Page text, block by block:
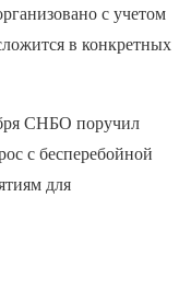
с учетом
в конкретных
СНБО поручил
с бесперебойной
для